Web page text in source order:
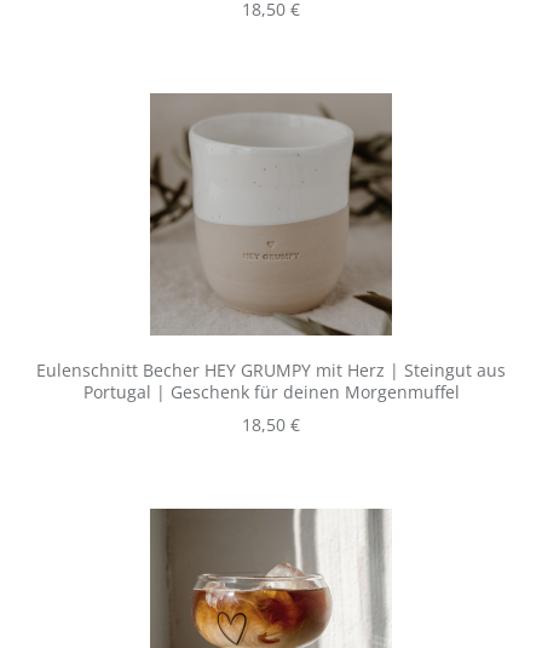
Regulärer Preis:
18,50 €
Eulenschnitt Becher HEY GRUMPY mit Herz | Steingut aus
Portugal | Geschenk für deinen Morgenmuffel
Regulärer Preis:
18,50 €